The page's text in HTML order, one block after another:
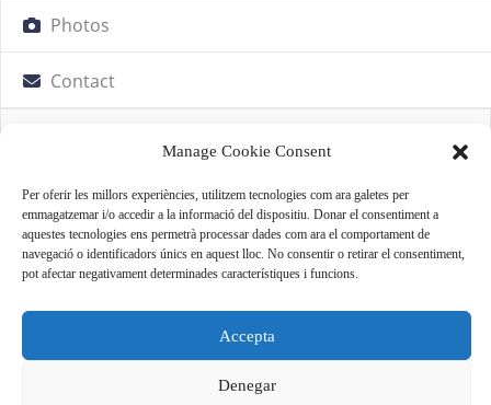
Manage Cookie Consent
Per oferir les millors experiències, utilitzem tecnologies com ara galetes per
emmagatzemar i/o accedir a la informació del dispositiu. Donar el consentiment a
aquestes tecnologies ens permetrà processar dades com ara el comportament de
navegació o identificadors únics en aquest lloc. No consentir o retirar el consentiment,
pot afectar negativament determinades característiques i funcions.
Accepta
Denegar
Photos
Contact
No info available